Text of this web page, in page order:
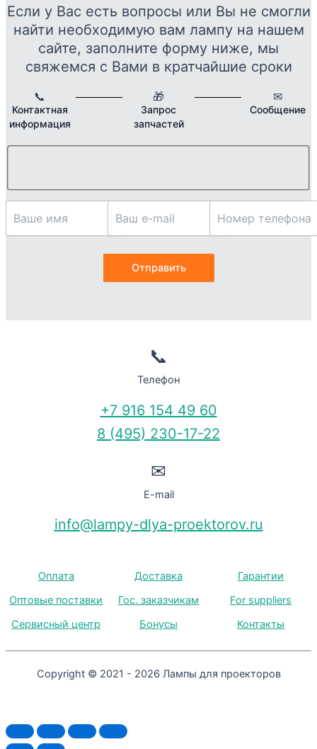
Если у Вас есть вопросы или Вы не смогли
найти необходимую вам лампу на нашем
сайте, заполните форму ниже, мы
свяжемся с Вами в кратчайшие сроки
📞
Контактная
информация
🎁
Запрос
запчастей
✉
Сообщение
📞
Телефон
+7 916 154 49 60
8 (495) 230-17-22
✉
E-mail
info@lampy-dlya-proektorov.ru
Оплата Доставка
Гарантии
Оптовые поставки
Гос. заказчикам
For suppliers
Сервисный центр
Бонусы Контакты
Copyright © 2021 - 2026 Лампы для проекторов